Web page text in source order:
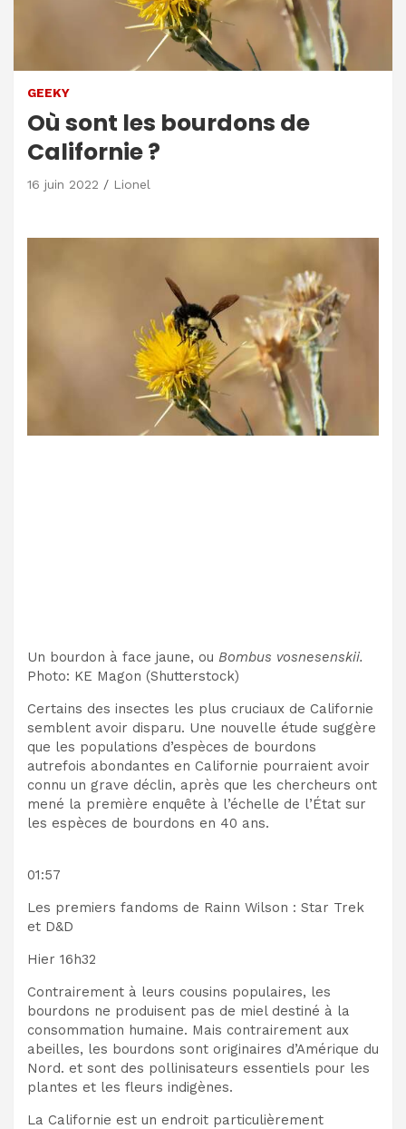
GEEKY
Où sont les bourdons de
Californie ?
16 juin 2022 Lionel
Un bourdon à face jaune, ou Bombus vosnesenskii.
Photo: KE Magon (Shutterstock)
Certains des insectes les plus cruciaux de Californie
semblent avoir disparu. Une nouvelle étude suggère
que les populations d’espèces de bourdons
autrefois abondantes en Californie pourraient avoir
connu un grave déclin, après que les chercheurs ont
mené la première enquête à l’échelle de l’État sur
les espèces de bourdons en 40 ans.
01:57
Les premiers fandoms de Rainn Wilson : Star Trek
et D&D
Hier 16h32
Contrairement à leurs cousins ​​populaires, les
bourdons ne produisent pas de miel destiné à la
consommation humaine. Mais contrairement aux
abeilles, les bourdons sont originaires d’Amérique du
Nord. et sont des pollinisateurs essentiels pour les
plantes et les fleurs indigènes.
La Californie est un endroit particulièrement